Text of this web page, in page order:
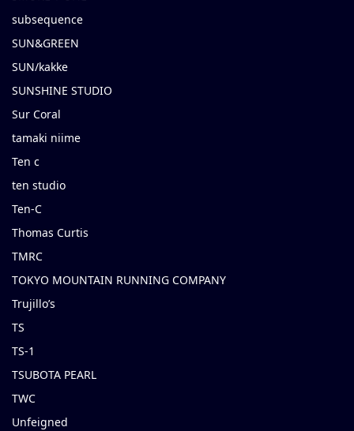
subsequence
SUN&GREEN
SUN/kakke
SUNSHINE STUDIO
Sur Coral
tamaki niime
Ten c
ten studio
Ten-C
Thomas Curtis
TMRC
TOKYO MOUNTAIN RUNNING COMPANY
Trujillo’s
TS
TS-1
TSUBOTA PEARL
TWC
Unfeigned